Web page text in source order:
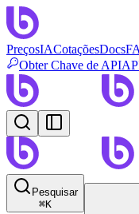
PreçosIACotaçõesDocs
Obter Chave de API
Pesquisar
⌘K